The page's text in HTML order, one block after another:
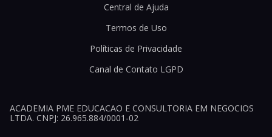
Central de Ajuda
Termos de Uso
Políticas de Privacidade
Canal de Contato LGPD
ACADEMIA PME EDUCACAO E CONSULTORIA EM NEGOCIOS
LTDA. CNPJ: 26.965.884/0001-02